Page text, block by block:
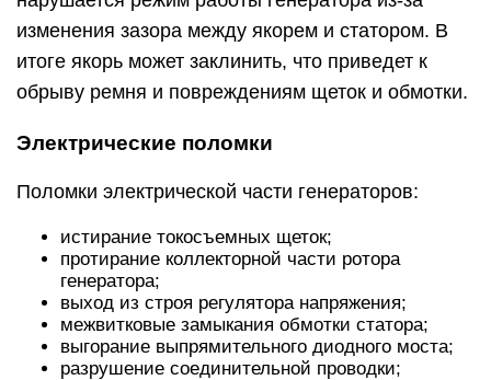
изменения зазора между якорем и статором. В
итоге якорь может заклинить, что приведет к
обрыву ремня и повреждениям щеток и обмотки.
Электрические поломки
Поломки электрической части генераторов:
истирание токосъемных щеток;
протирание коллекторной части ротора
генератора;
выход из строя регулятора напряжения;
межвитковые замыкания обмотки статора;
выгорание выпрямительного диодного моста;
разрушение соединительной проводки;